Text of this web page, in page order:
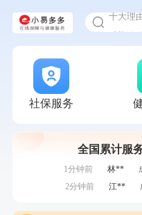
甲状腺
社保服务
全国累计服
7分钟前 罗**
购
7分钟前
1分钟前
毛**
1分钟前
林**
2分钟前
江**